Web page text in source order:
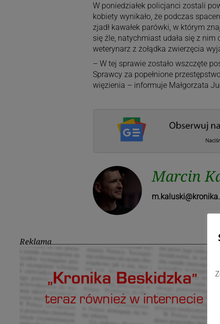
W poniedziałek policjanci zostali
kobiety wynikało, że podczas
zjadł kawałek parówki, w którym
się źle, natychmiast udała się z
weterynarz z żołądka zwierzęcia
– W tej sprawie zostało wszczęte
Sprawcy za popełnione
więzienia – informuje Małgorzata
Marcin
Reklama